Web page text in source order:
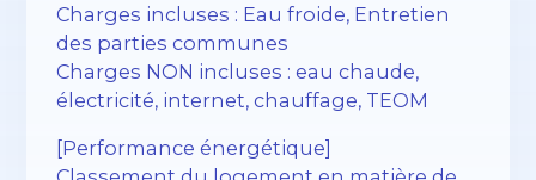
Charges incluses : Eau froide, Entretien
des parties communes
Charges NON incluses : eau chaude,
électricité, internet, chauffage, TEOM
[Performance énergétique]